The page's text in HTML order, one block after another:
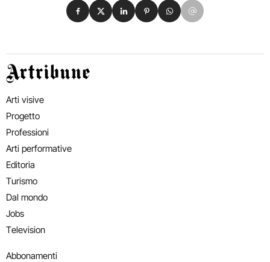
Condividi su Facebook
Condividi su X
Condividi su LinkedIn
Condividi su Pinterest
Condividi su WhatsApp
Condividi su Email
Artribune
Arti visive
Progetto
Professioni
Arti performative
Editoria
Turismo
Dal mondo
Jobs
Television
Abbonamenti